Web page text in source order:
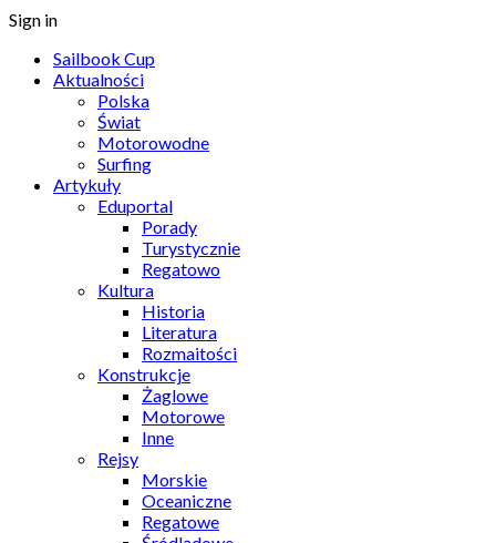
Sign in
Sailbook Cup
Aktualności
Polska
Świat
Motorowodne
Surfing
Artykuły
Eduportal
Porady
Turystycznie
Regatowo
Kultura
Historia
Literatura
Rozmaitości
Konstrukcje
Żaglowe
Motorowe
Inne
Rejsy
Morskie
Oceaniczne
Regatowe